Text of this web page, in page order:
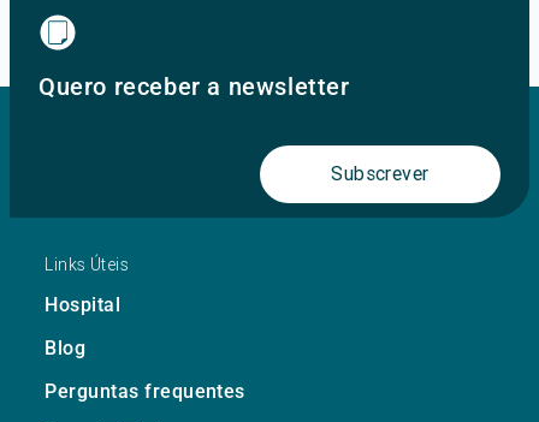
Quero receber a newsletter
Subscrever
Links Úteis
Hospital
Blog
Perguntas frequentes